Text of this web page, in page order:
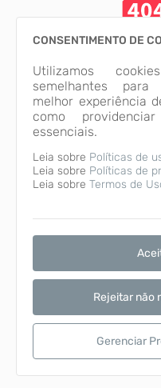
A página
CONSENTIMENTO DE
Utilizamos
semelhantes
melhor experiência
como
essenciais.
Leia sobre Políticas de
Leia sobre Políticas de
Leia sobre Termos de
Rejeitar não
Gerenciar